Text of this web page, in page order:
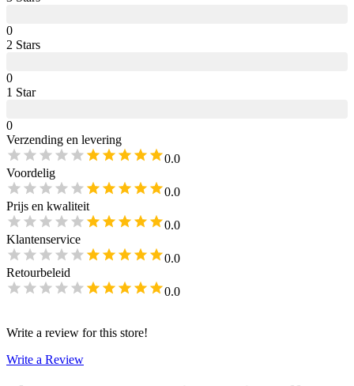
0
2 Stars
0
1 Star
0
Verzending en levering
0.0
Voordelig
0.0
Prijs en kwaliteit
0.0
Klantenservice
0.0
Retourbeleid
0.0
Write a review for this store!
Write a Review